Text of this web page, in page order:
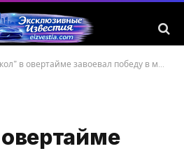
в овертайме завоевал победу в матче УХЛ